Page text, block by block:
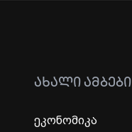
ᲐᲮᲐᲚᲘ ᲐᲛᲑᲔᲑᲘ
ეკონომიკა